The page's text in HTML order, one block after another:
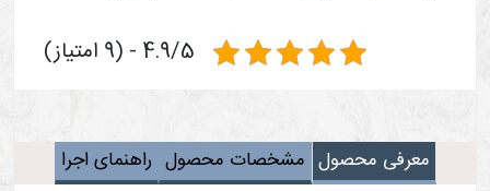
4.9/5 - (9 امتیاز)
معرفی محصول مشخصات محصول راهنمای اجرا